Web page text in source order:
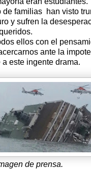
de familias han visto
y sufren la
ellos con el
ante la
a este ingente drama.
de prensa.